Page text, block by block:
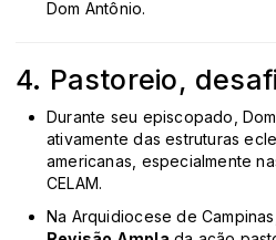
Dom Antônio.
4. Pastoreio,
Durante seu episcopado,
ativamente das estruturas
americanas, especialmente
CELAM.
Na Arquidiocese de